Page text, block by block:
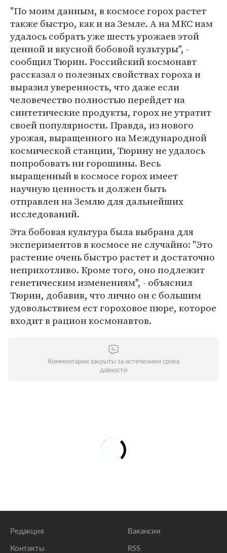
"По моим данным, в космосе горох растет
также быстро, как и на Земле. А на МКС нам
удалось собрать уже шесть урожаев этой
ценной и вкусной бобовой культуры", -
сообщил Тюрин. Российский космонавт
рассказал о полезных свойствах гороха и
выразил уверенность, что даже если
человечество полностью перейдет на
синтетические продукты, горох не утратит
своей популярности. Правда, из нового
урожая, выращенного на Международной
космической станции, Тюрину не удалось
попробовать ни горошины. Весь
выращенный в космосе горох имеет
научную ценность и должен быть
отправлен на Землю для дальнейших
исследований.
Эта бобовая культура была выбрана для
экспериментов в космосе не случайно: "Это
растение очень быстро растет и достаточно
неприхотливо. Кроме того, оно подлежит
генетическим изменениям", - объяснил
Тюрин, добавив, что лично он с большим
удовольствием ест гороховое пюре, которое
входит в рацион космонавтов.
Комментарии закрыты за истечением срока
давности
Редакция
Контакты
Вакансии
RSS